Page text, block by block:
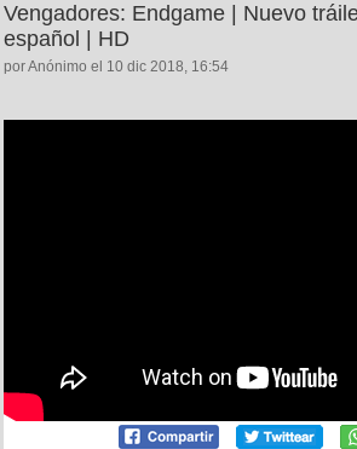
Vengadores: Endgame | Nuevo
español | HD
por Anónimo el 10 dic 2018, 16:54